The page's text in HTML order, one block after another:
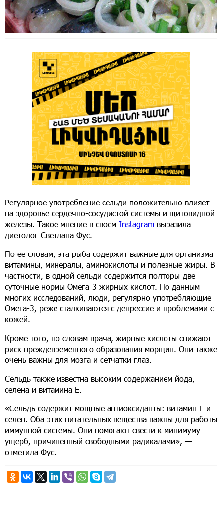
Регулярное употребление сельди положительно влияет
на здоровье сердечно-сосудистой системы и щитовидной
железы. Такое мнение в своем Instagram выразила
диетолог Светлана Фус.
По ее словам, эта рыба содержит важные для организма
витамины, минералы, аминокислоты и полезные жиры. В
частности, в одной сельди содержится полторы-две
суточные нормы Омега-3 жирных кислот. По данным
многих исследований, люди, регулярно употребляющие
Омега-3, реже сталкиваются с депрессие и проблемами с
кожей.
Кроме того, по словам врача, жирные кислоты снижают
риск преждевременного образования морщин. Они также
очень важны для мозга и сетчатки глаз.
Сельдь также известна высоким содержанием йода,
селена и витамина Е.
«Сельдь содержит мощные антиоксиданты: витамин Е и
селен. Оба этих питательных вещества важны для работы
иммунной системы. Они помогают свести к минимуму
ущерб, причиненный свободными радикалами», —
отметила Фус.